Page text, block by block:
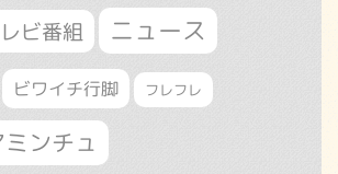
ビ番組 ニュース
ビワイチ行脚 フレフレ
ンチュ